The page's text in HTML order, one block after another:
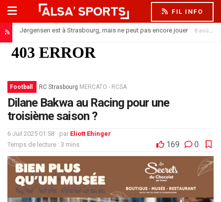
FIL INFO
Jørgensen est à Strasbourg, mais ne peut pas encore jouer 8 août 2026
Football RC Strasbourg MERCATO - RCSA
Dilane Bakwa au Racing pour une
troisième saison ?
6 Juil 2025 01:58 par Eliott Ehinger
Temps de lecture : 3 mins
169 0